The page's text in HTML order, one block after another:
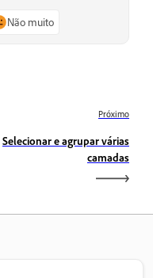
Não muito
Próximo
Selecionar e agrupar várias
camadas